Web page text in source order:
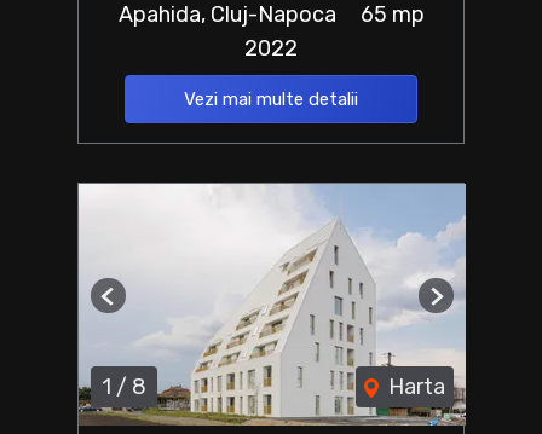
Apahida, Cluj-Napoca
65 mp
2022
Vezi mai multe detalii
1 / 8 Harta
Previous Next